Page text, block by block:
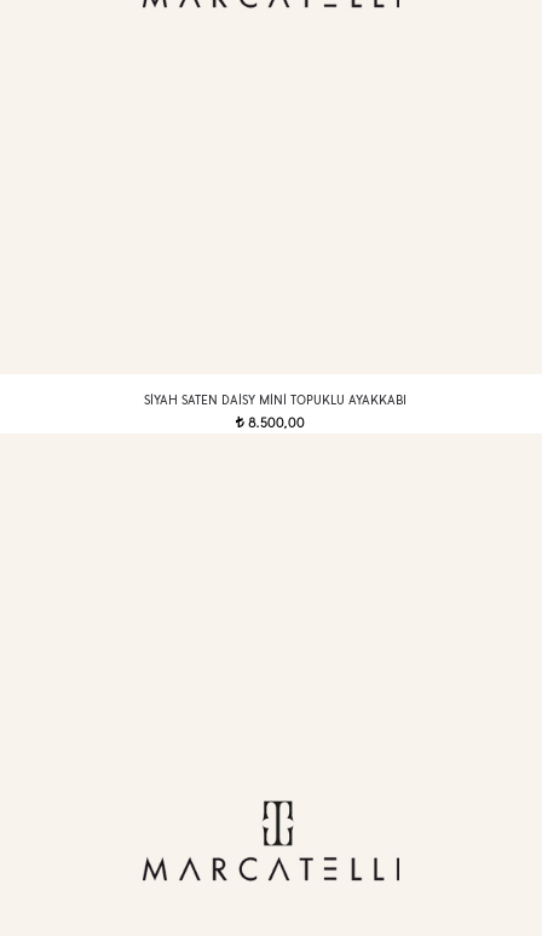
SIYAH SATEN DAISY MINI TOPUKLU AYAKKABI
t8.500,00